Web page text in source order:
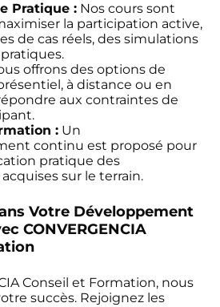
Pratique : Nos cours sont
la participation active,
de cas réels, des simulations
offrons des options de
à distance ou en
aux contraintes de
: Un
continu est proposé pour
pratique des
sur le terrain.
Votre Développement
CONVERGENCIA
Conseil et Formation, nous
succès. Rejoignez les